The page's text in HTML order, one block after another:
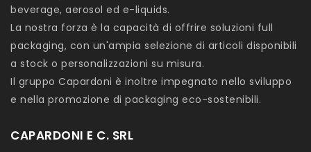
beverage, aerosol ed e-liquids.
La nostra forza è la capacità di offrire soluzioni full
packaging, con un'ampia selezione di articoli disponibili
a stock o personalizzazioni su misura.
Il gruppo Capardoni è inoltre impegnato nello sviluppo
e nella promozione di packaging eco-sostenibili.
CAPARDONI E C. SRL